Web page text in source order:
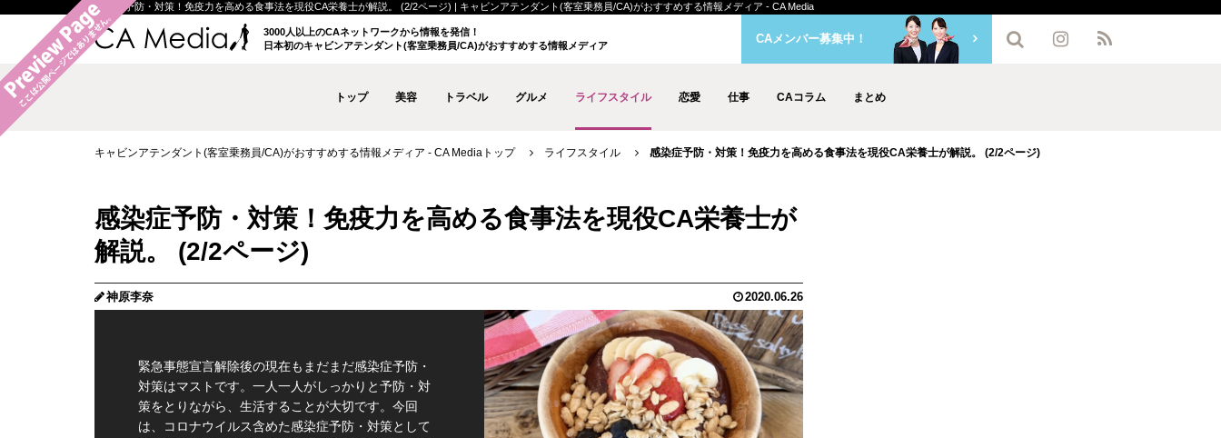
感染症予防・対策！免疫力を高める食事法を現役CA栄養士が解説。 (2/2ページ) | キャビンアテンダント(客室乗務員/CA)がおすすめする情報メディア - CA Media
3000人以上のCAネットワークから情報を発信！
日本初のキャビンアテンダント(客室乗務員/CA)がおすすめする情報メディア
トップ 美容 トラベル グルメ ライフスタイル 恋愛 仕事 CAコラム まとめ
CAメンバー募集中！
キャビンアテンダント(客室乗務員/CA)がおすすめする情報メディア - CA Mediaトップ ライフスタイル 感染症予防・対策！免疫力を高める食事法を現役CA栄養士が解説。 (2/2ページ)
感染症予防・対策！免疫力を高める食事法を現役CA栄養士が
解説。 (2/2ページ)
神原李奈 2020.06.26
緊急事態宣言解除後の現在もまだまだ感染症予防・
対策はマストです。一人一人がしっかりと予防・対
策をとりながら、生活することが大切です。今回
は、コロナウイルス含めた感染症予防・対策として